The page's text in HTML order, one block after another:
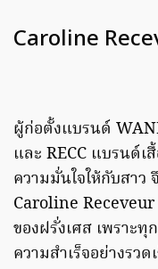
Caroline
ผู้ก่อตั้งแบรนด์
และ RECC แบรนด์
ความมั่นใจให้กับสาว
Caroline
ของฝรั่งเศส เพราะ
ความสำเร็จอย่างรวด